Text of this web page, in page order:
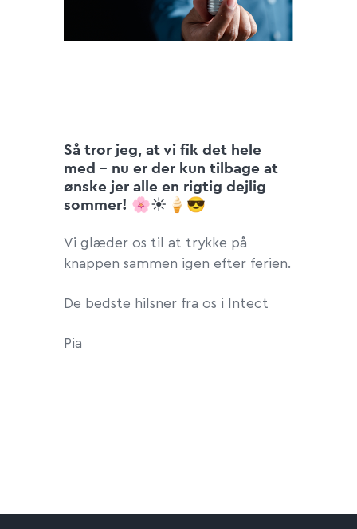
Så tror jeg, at vi fik det hele
med - nu er der kun tilbage at
ønske jer alle en rigtig dejlig
sommer! 🌸☀️🍦😎
Vi glæder os til at trykke på
knappen sammen igen efter ferien.
De bedste hilsner fra os i Intect
Pia